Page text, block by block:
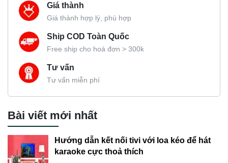
Giá thành
Giá thành hợp lý, phù hợp
Ship COD Toàn Quốc
Free ship cho hoá đơn > 300k
Tư vấn
Tư vấn miễn phí
Bài viết mới nhất
Hướng dẫn kết nối tivi với loa kéo để hát
karaoke cực thoả thích